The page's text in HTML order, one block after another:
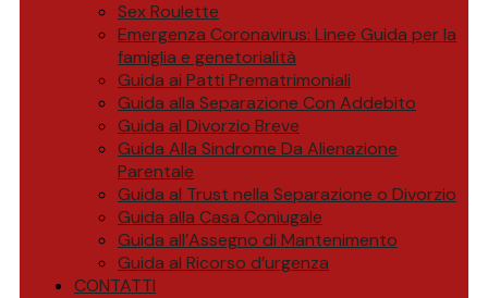
Sex Roulette
Emergenza Coronavirus: Linee Guida per la
famiglia e genetorialità
Guida ai Patti Prematrimoniali
Guida alla Separazione Con Addebito
Guida al Divorzio Breve
Guida Alla Sindrome Da Alienazione
Parentale
Guida al Trust nella Separazione o Divorzio
Guida alla Casa Coniugale
Guida all’Assegno di Mantenimento
Guida al Ricorso d’urgenza
CONTATTI